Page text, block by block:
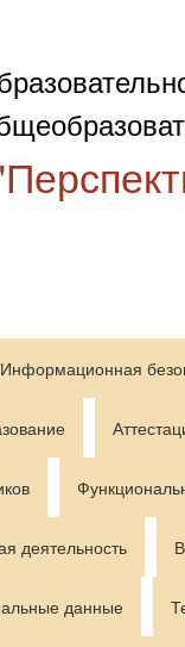
Информационная
деятельность
данные